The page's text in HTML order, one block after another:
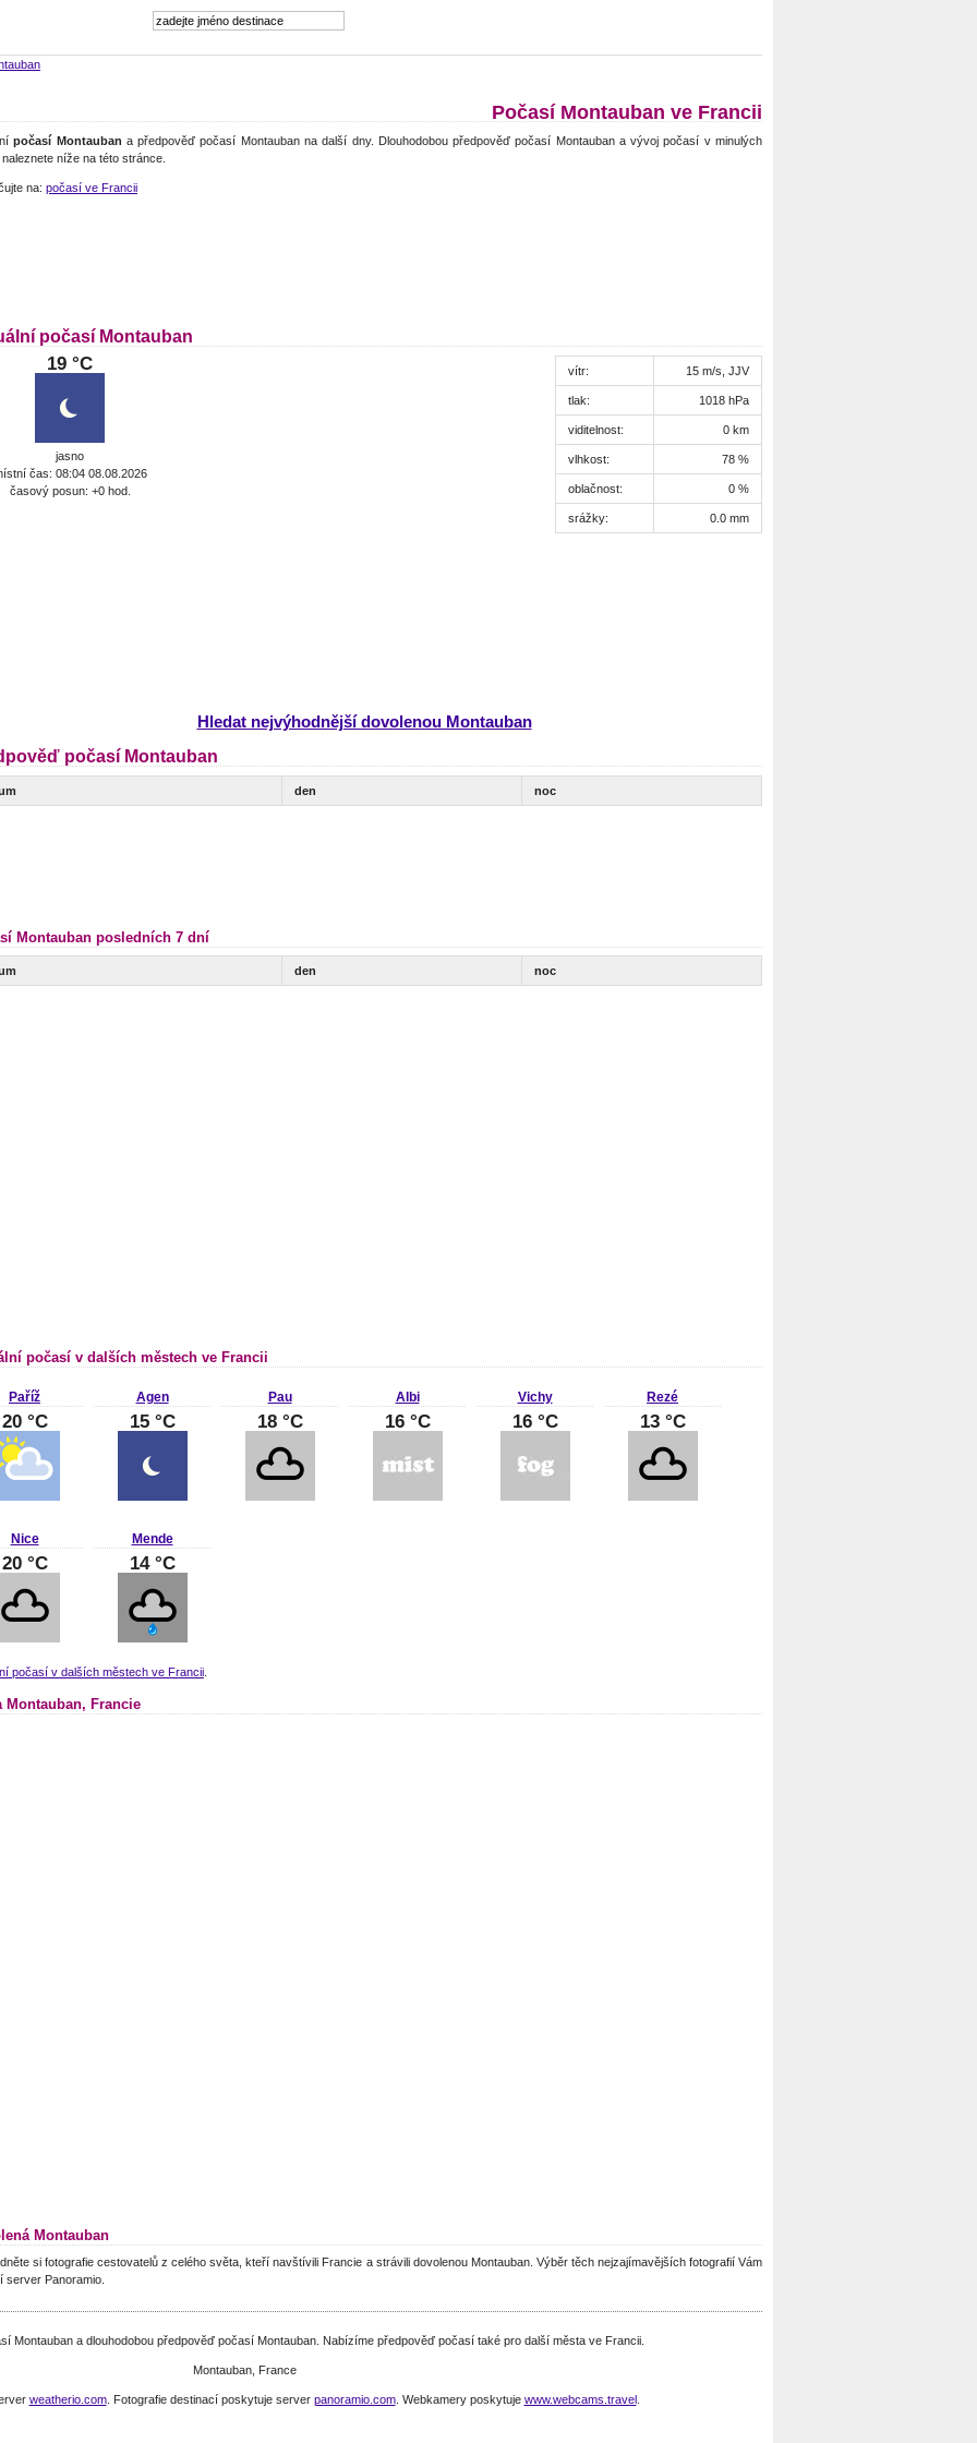
Počasí Montauban ve Francii
počasí Montauban a předpověď počasí Montauban na další dny. Dlouhodobou předpověď počasí Montauban a vývoj počasí v minulých
níže na této stránce.
na: počasí ve Francii
počasí Montauban
19 °C
jasno
čas: 08:04 08.08.2026
časový posun: +0 hod.
vítr: 15 m/s, JJV
tlak: 1018 hPa
viditelnost: 0 km
vlhkost: 78 %
oblačnost: 0 %
srážky: 0.0 mm
Hledat nejvýhodnější dovolenou Montauban
počasí Montauban
den noc
Montauban posledních 7 dní
den noc
počasí v dalších městech ve Francii
Paříž
20 °C
Agen
15 °C
Pau
18 °C
Albi
16 °C
Vichy
16 °C
Rezé
13 °C
Nice
20 °C
Mende
14 °C
počasí v dalších městech ve Francii.
Montauban, Francie
Montauban
si fotografie cestovatelů z celého světa, kteří navštívili Francie a strávili dovolenou Montauban. Výběr těch nejzajímavějších fotografií Vám
server Panoramio.
Montauban a dlouhodobou předpověď počasí Montauban. Nabízíme předpověď počasí také pro další města ve Francii.
Montauban, France
weatherio.com. Fotografie destinací poskytuje server panoramio.com. Webkamery poskytuje www.webcams.travel.